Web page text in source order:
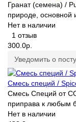
Гранат (семена) /
природе, основной
Нет в наличии
1 отзыв
300.0р.
Уведомить о
Смесь специй /
Смесь Специй от
приправа к любым
Нет в наличии